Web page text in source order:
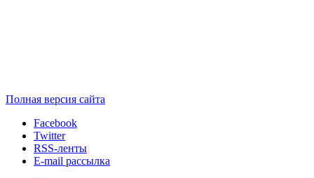
Полная версия сайта
Facebook
Twitter
RSS-ленты
E-mail рассылка